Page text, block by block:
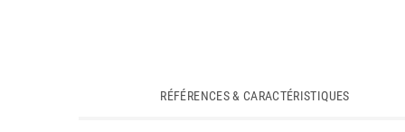
RÉFÉRENCES & CARACTÉRISTIQUES